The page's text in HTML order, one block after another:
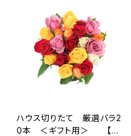
ハウス切りたて 厳選バラ2
0本 ＜ギフト用＞ 【送